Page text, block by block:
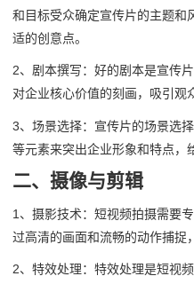
和目标受众确定宣传片的主题和
适的创意点。
2、剧本撰写：好的剧本是宣传
对企业核心价值的刻画，吸引观
3、场景选择：宣传片的场景选
等元素来突出企业形象和特点，
二、摄像与剪辑
1、摄影技术：短视频拍摄需要
过高清的画面和流畅的动作捕捉
2、特效处理：特效处理是短视